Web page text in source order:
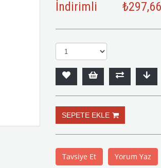
İndirimli ₺297,66
Tavsiye Et Yorum Yaz